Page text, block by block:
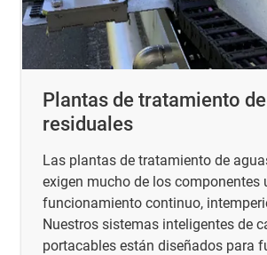
Plantas de tratamiento
residuales
Las plantas de tratamiento de
exigen mucho de los componentes
funcionamiento continuo,
Nuestros sistemas inteligentes de
portacables están diseñados para